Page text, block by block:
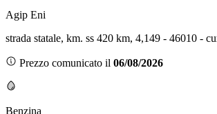
Agip Eni
strada statale, km. ss 420 km, 4,149 - 46010 -
Prezzo comunicato il 06/08/2026
Benzina